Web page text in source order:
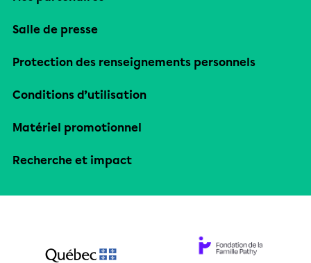
Salle de presse
Protection des renseignements personnels
Conditions d’utilisation
Matériel promotionnel
Recherche et impact